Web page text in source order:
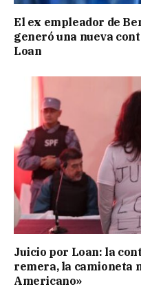
El ex empleador de
generó una nueva
Loan
Juicio por Loan: la
remera, la camioneta
Americano»